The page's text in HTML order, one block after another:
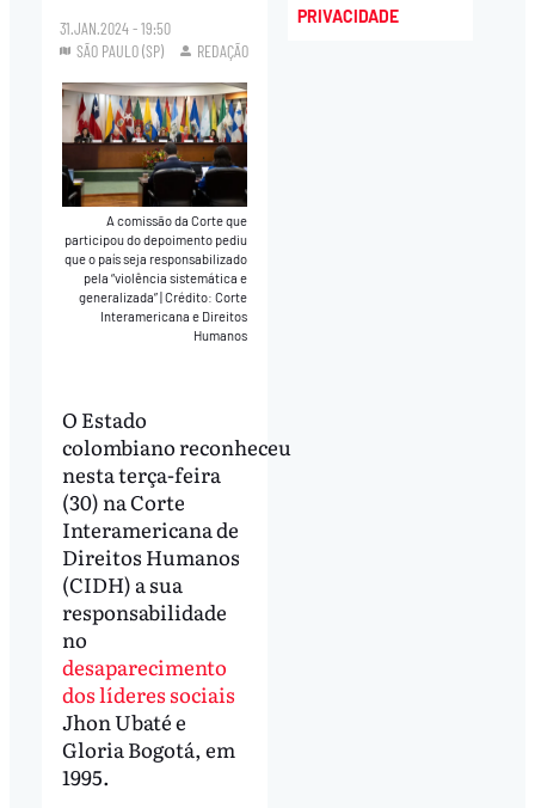
31.JAN.2024 - 19:50
SÃO PAULO (SP)
REDAÇÃO
A comissão da Corte que
participou do depoimento pediu
que o país seja responsabilizado
pela “violência sistemática e
generalizada”|Crédito: Corte
Interamericana e Direitos
Humanos
O Estado
colombiano reconheceu
nesta terça-feira
(30) na Corte
Interamericana de
Direitos Humanos
(CIDH) a sua
responsabilidade
no
desaparecimento
dos líderes sociais
Jhon Ubaté e
Gloria Bogotá, em
1995.
PRIVACIDADE